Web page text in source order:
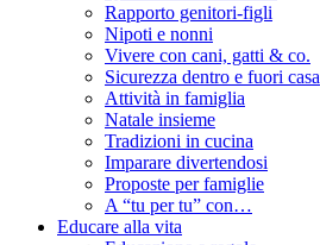
Rapporto genitori-figli
Nipoti e nonni
Vivere con cani, gatti & co.
Sicurezza dentro e fuori casa
Attività in famiglia
Natale insieme
Tradizioni in cucina
Imparare divertendosi
Proposte per famiglie
A “tu per tu” con…
Educare alla vita